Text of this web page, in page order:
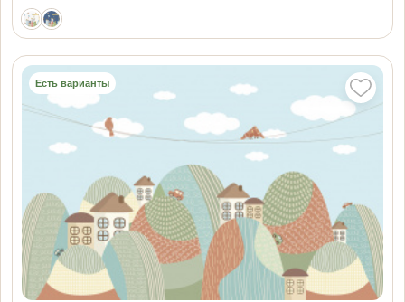
Есть варианты